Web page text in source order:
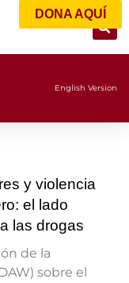
DONA AQUÍ
English Version
y violencia
el lado
las drogas
de la
sobre el